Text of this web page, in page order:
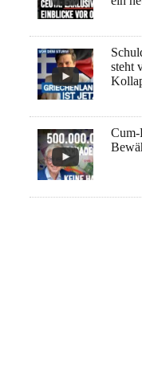
steht